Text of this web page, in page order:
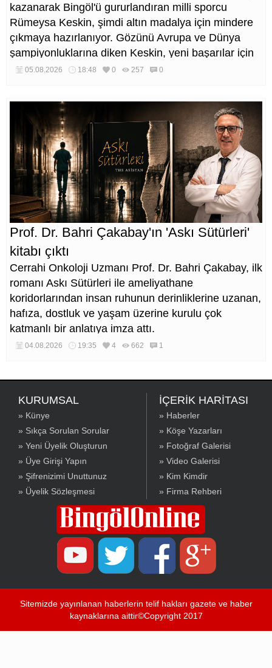
kazanarak Bingöl'ü gururlandıran milli sporcu
Rümeysa Keskin, şimdi altın madalya için mindere
çıkmaya hazırlanıyor. Gözünü Avrupa ve Dünya
şampiyonluklarına diken Keskin, yeni başarılar için
çalışmalarını sürdürüyor.
05.08.2026 18:48 0 257 0
Prof. Dr. Bahri Çakabay'ın 'Askı Sütürleri'
kitabı çıktı
Cerrahi Onkoloji Uzmanı Prof. Dr. Bahri Çakabay, ilk
romanı Askı Sütürleri ile ameliyathane
koridorlarından insan ruhunun derinliklerine uzanan,
hafıza, dostluk ve yaşam üzerine kurulu çok
katmanlı bir anlatıya imza attı.
04.08.2026 19:35 4 662 1
KURUMSAL
» Künye
» Sıkça Sorulan Sorular
» Yeni Üyelik Oluşturun
» Üye Girişi Yapın
» Şifrenizimi Unuttunuz
» Üyelik Sözleşmesi
İÇERİK HARİTASI
» Haberler
» Köşe Yazarları
» Fotoğraf Galerisi
» Video Galerisi
» Kim Kimdir
» Firma Rehberi
Sitemizde yayınlanan haberlerin telif hakları gazete ve haber
kaynaklarına aittir©Copyright 2017